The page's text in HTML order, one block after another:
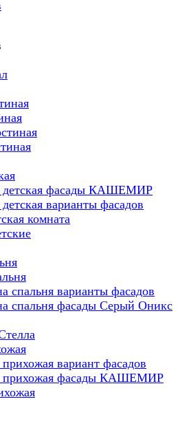
детская фасады КАШЕМИР
варианты фасадов
комната
спальня варианты фасадов
спальня фасады Серый Оникс
прихожая вариант фасадов
прихожая фасады КАШЕМИР